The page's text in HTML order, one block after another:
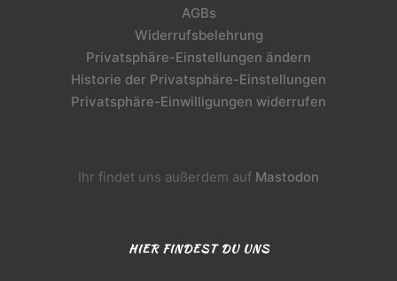
AGBs
Widerrufsbelehrung
Privatsphäre-Einstellungen ändern
Historie der Privatsphäre-Einstellungen
Privatsphäre-Einwilligungen widerrufen
Ihr findet uns außerdem auf Mastodon
HIER FINDEST DU UNS